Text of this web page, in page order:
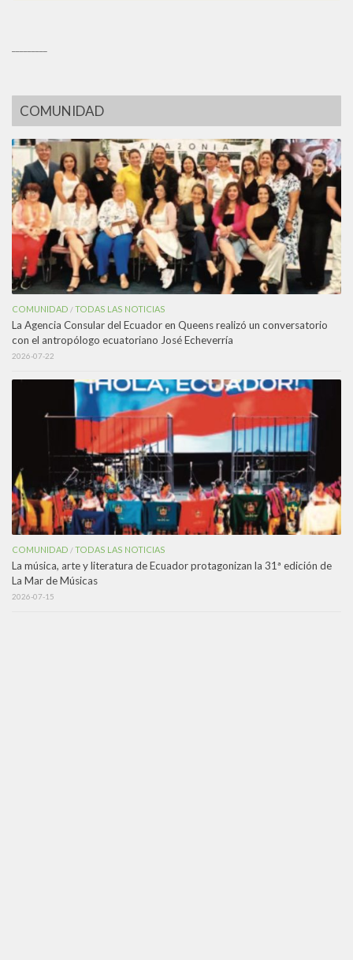
COMUNIDAD
COMUNIDAD /TODAS LAS NOTICIAS
La Agencia Consular del Ecuador en Queens realizó un conversatorio
con el antropólogo ecuatoriano José Echeverría
2026-07-22
COMUNIDAD /TODAS LAS NOTICIAS
La música, arte y literatura de Ecuador protagonizan la 31ª edición de
La Mar de Músicas
2026-07-15